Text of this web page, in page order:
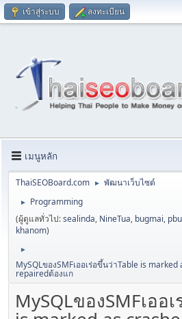
เข้าสู่ระบบ ลงทะเบียน
เมนูหลัก
ThaiSEOBoard.com ► พัฒนาเว็บไซต์
►
Programming
(ผู้ดูแลทั่วไป:sealinda, NineTua, bugmai,
khanom)
►
MySQLของSMFเออเร่อขึ้นว่าTable is
repairedต้องแก
MySQLของSMFเออ